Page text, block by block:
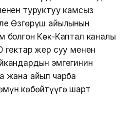
туруктуу камсыз
Өзгөрүш айылынын
болгон Көк-Каптал каналы
гектар жер суу менен
эмгегинин
жана айыл чарба
көбөйтүүгө шарт